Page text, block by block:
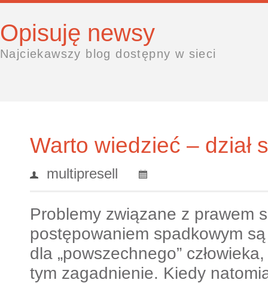
Opisuję newsy
Najciekawszy blog dostępny w sieci
Warto wiedzieć – dział
multipresell
Problemy związane z prawem
postępowaniem spadkowym
dla „powszechnego”
tym zagadnienie. Kiedy